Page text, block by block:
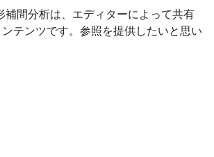
間分析は、エディターによって共有
テンツです。参照を提供したいと思い